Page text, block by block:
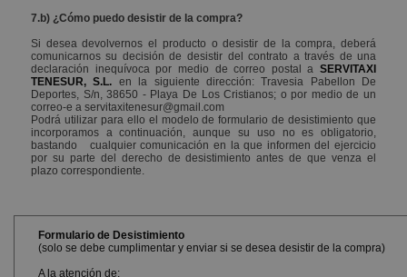
7.b) ¿Cómo puedo desistir de la compra?
Si desea devolvernos el producto o desistir de la compra, deberá
comunicarnos su decisión de desistir del contrato a través de una
declaración inequívoca por medio de correo postal aSERVITAXI
TENESUR, S.L. en la siguiente dirección: Travesia Pabellon De
Deportes, S/n, 38650 - Playa De Los Cristianos; o por medio de un
correo-e a servitaxitenesur@gmail.com
Podrá utilizar para ello el modelo de formulario de desistimiento que
incorporamos a continuación, aunque su uso no es obligatorio,
bastando cualquier comunicación en la que informen del ejercicio
por su parte del derecho de desistimiento antes de que venza el
plazo correspondiente.
Formulario de Desistimiento
(solo se debe cumplimentar y enviar si se desea desistir de la compra)
A la atención de: